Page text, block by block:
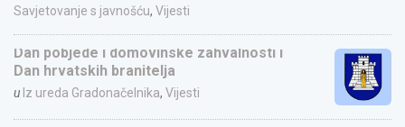
Savjetovanje s javnošću, Vijesti
Dan pobjede i domovinske zahvalnosti i
Dan hrvatskih branitelja
u Iz ureda Gradonačelnika, Vijesti